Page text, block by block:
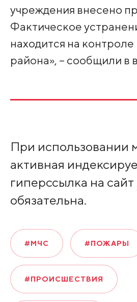
учреждения внесено
Фактическое
находится на
района», – сообщили в
При использовании
активная
гиперссылка на сайт
обязательна.
#МЧС #ПОЖАРЫ
#ПРОИСШЕСТВИЯ